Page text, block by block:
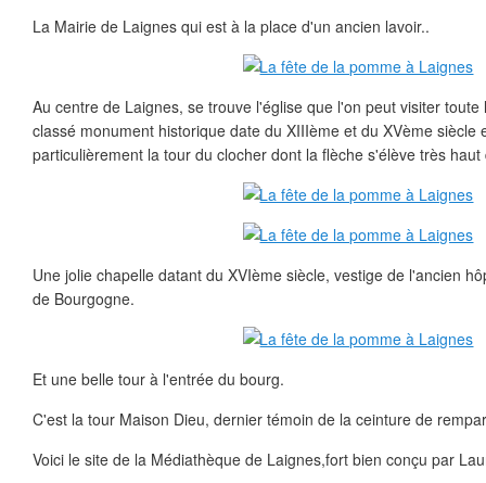
La Mairie de Laignes qui est à la place d'un ancien lavoir..
Au centre de Laignes, se trouve l'église que l'on peut visiter
classé monument historique date du XIIIème et du XVème siècle
particulièrement la tour du clocher dont la flèche s'élève très
Une jolie chapelle datant du XVIème siècle, vestige de l'ancien
de Bourgogne.
Et une belle tour à l'entrée du bourg.
C'est la tour Maison Dieu, dernier témoin de la ceinture de
Voici le site de la Médiathèque de Laignes,fort bien conçu par